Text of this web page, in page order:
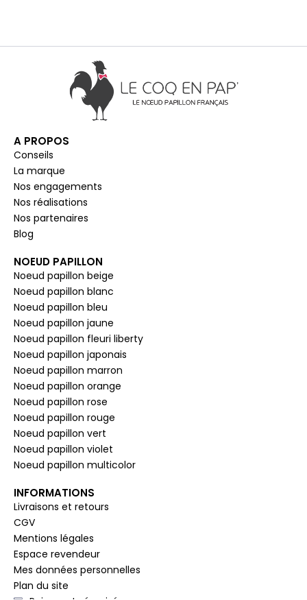
A PROPOS
Conseils
La marque
Nos engagements
Nos réalisations
Nos partenaires
Blog
NOEUD PAPILLON
Noeud papillon beige
Noeud papillon blanc
Noeud papillon bleu
Noeud papillon jaune
Noeud papillon fleuri liberty
Noeud papillon japonais
Noeud papillon marron
Noeud papillon orange
Noeud papillon rose
Noeud papillon rouge
Noeud papillon vert
Noeud papillon violet
Noeud papillon multicolor
INFORMATIONS
Livraisons et retours
CGV
Mentions légales
Espace revendeur
Mes données personnelles
Plan du site